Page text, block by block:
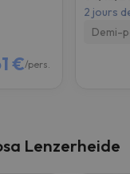
€/pers.
2 jours
Demi-
Lenzerheide